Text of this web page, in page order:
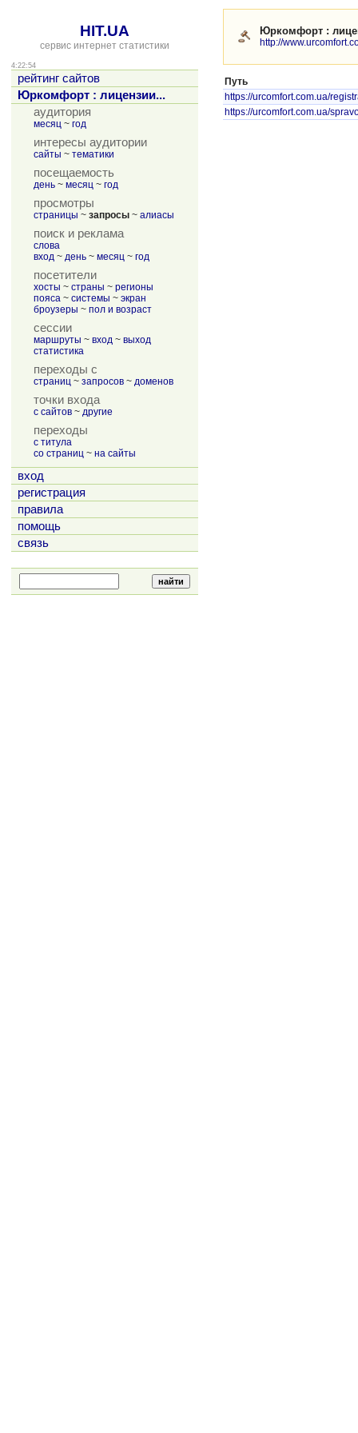
HIT.UA
сервис интернет статистики
4:22:54
рейтинг сайтов
Юркомфорт : лицензии...
аудитория
месяц ~ год
интересы аудитории
сайты ~ тематики
посещаемость
день ~ месяц ~ год
просмотры
страницы ~ запросы ~ алиасы
поиск и реклама
слова
вход ~ день ~ месяц ~ год
посетители
хосты ~ страны ~ регионы
пояса ~ системы ~ экран
броузеры ~ пол и возраст
сессии
маршруты ~ вход ~ выход
статистика
переходы с
страниц ~ запросов ~ доменов
точки входа
с сайтов ~ другие
переходы
с титула
со страниц ~ на сайты
вход
регистрация
правила
помощь
связь
Юркомфорт :
http://
Путь
https://urcomfort.com.ua/
https://urcomfort.com.ua/